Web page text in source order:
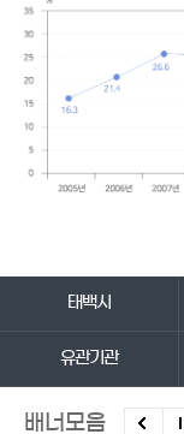
태백시
유관기관
배너모음